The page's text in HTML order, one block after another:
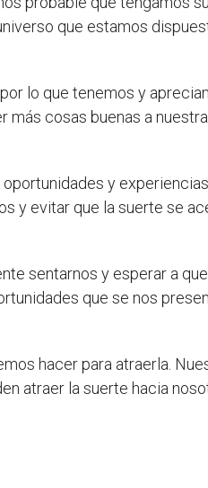
que estamos
lo que tenemos y
cosas buenas a
y
y evitar que la suerte se
sentarnos y esperar a
que se nos
hacer para atraerla.
atraer la suerte hacia